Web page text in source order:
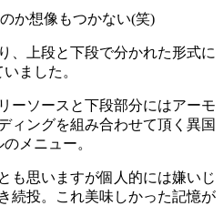
か想像もつかない(笑)
、上段と下段で分かれた形式に
ました。
ーソースと下段部分にはアーモ
ィングを組み合わせて頂く異国
メニュー。
も思いますが個人的には嫌いじ
続投。これ美味しかった記憶が